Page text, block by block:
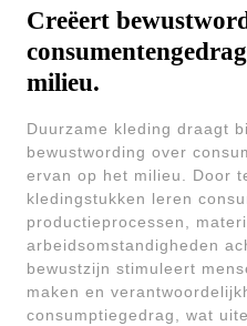
Creëert
milieu.
Duurzame kleding draagt
bewustwording over
ervan op het milieu. Door
kledingstukken leren
productieprocessen,
arbeidsomstandigheden
bewustzijn stimuleert
maken en
consumptiegedrag, wat